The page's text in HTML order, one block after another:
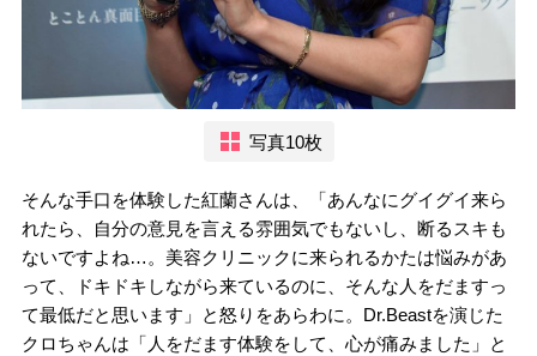
写真10枚
そんな手口を体験した紅蘭さんは、「あんなにグイグイ来ら
れたら、自分の意見を言える雰囲気でもないし、断るスキも
ないですよね…。美容クリニックに来られるかたは悩みがあ
って、ドキドキしながら来ているのに、そんな人をだますっ
て最低だと思います」と怒りをあらわに。Dr.Beastを演じた
クロちゃんは「人をだます体験をして、心が痛みました」と